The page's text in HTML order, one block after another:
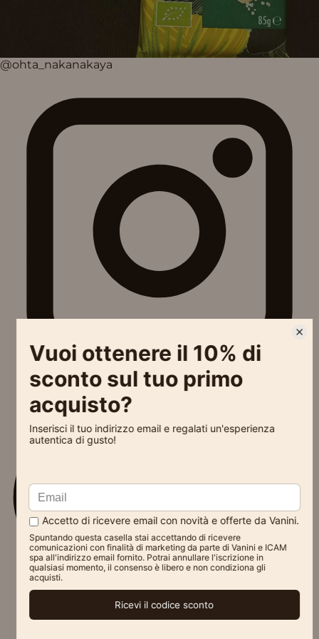
@ohta_nakanakaya